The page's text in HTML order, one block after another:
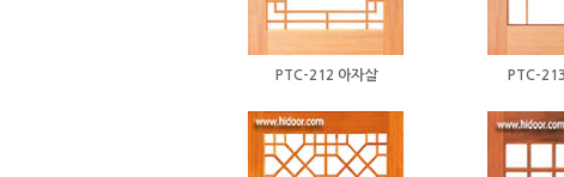
PTC-212 아자살 PTC-